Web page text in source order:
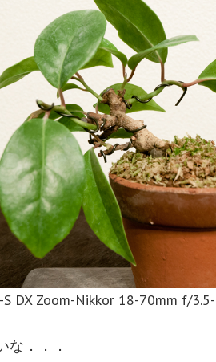
DX Zoom-Nikkor 18-70mm f/
な．．．